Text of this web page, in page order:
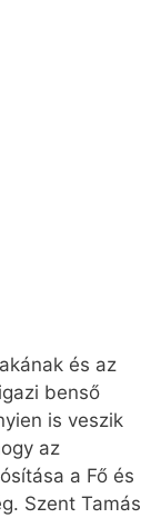
és az
benső
is veszik
az
a Fő és
Szent Tamás